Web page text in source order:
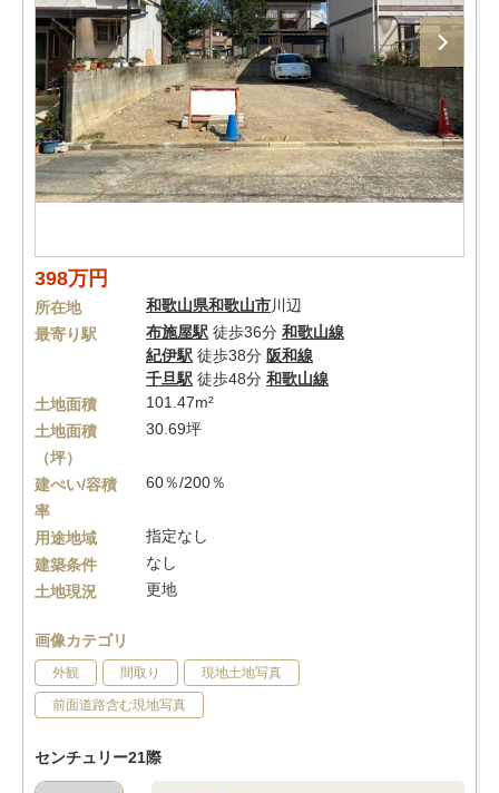
398万円
所在地 和歌山県和歌山市川辺
最寄り駅
布施屋駅 徒歩36分 和歌山線
紀伊駅 徒歩38分 阪和線
千旦駅 徒歩48分 和歌山線
土地面積
101.47m²
土地面積
（坪）
30.69坪
建ぺい/容積
率
60％/200％
用途地域
指定なし
建築条件
なし
土地現況
更地
画像カテゴリ
外観 間取り 現地土地写真
前面道路含む現地写真
センチュリー21際